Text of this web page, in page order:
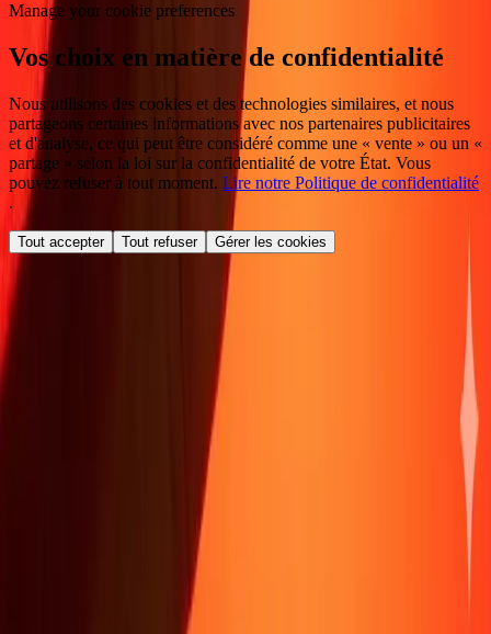
Manage your cookie preferences
Vos choix en matière de confidentialité
Nous utilisons des cookies et des technologies similaires, et nous
partageons certaines informations avec nos partenaires publicitaires
et d'analyse, ce qui peut être considéré comme une « vente » ou un «
partage » selon la loi sur la confidentialité de votre État. Vous
pouvez refuser à tout moment. Lire notre Politique de confidentialité
.
Tout accepter Tout refuser Gérer les cookies